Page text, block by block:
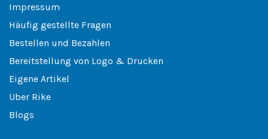
Impressum
Häufig gestellte Fragen
Bestellen und Bezahlen
Bereitstellung von Logo & Drucken
Eigene Artikel
Uber Rike
Blogs